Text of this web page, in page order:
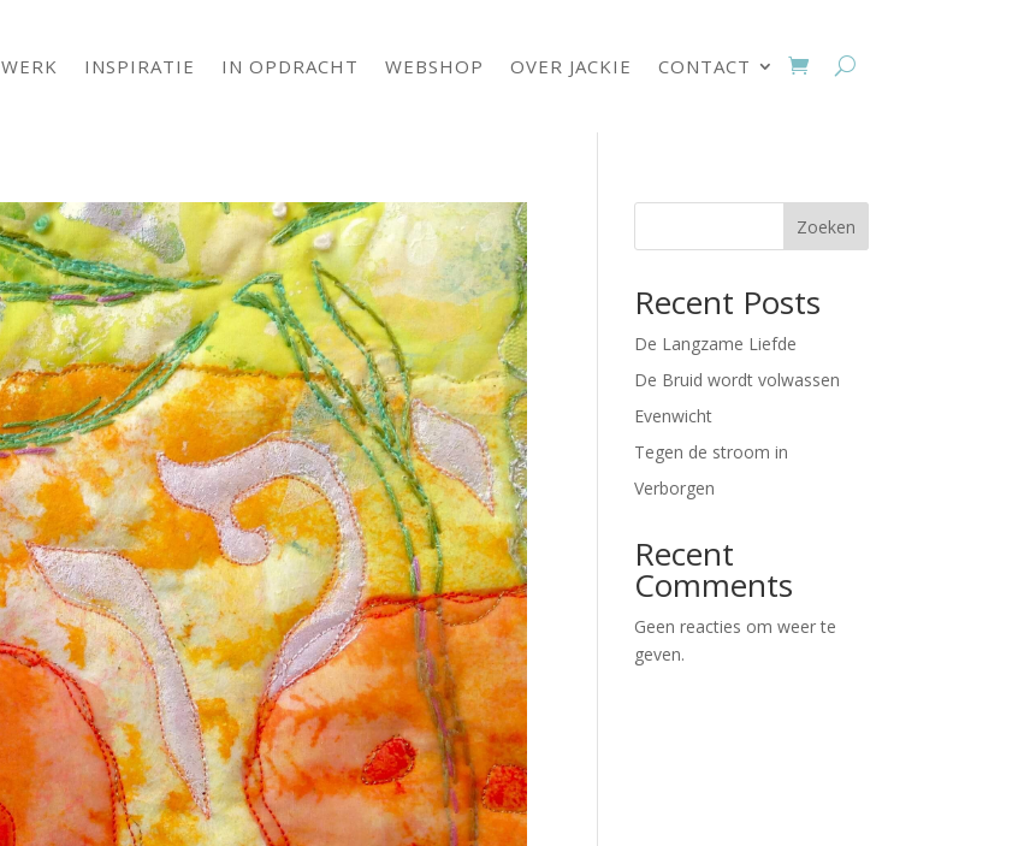
WERK INSPIRATIE IN OPDRACHT WEBSHOP OVER JACKIE CONTACT
Zoeken
Recent Posts
De Langzame Liefde
De Bruid wordt volwassen
Evenwicht
Tegen de stroom in
Verborgen
Recent
Comments
Geen reacties om weer te
geven.